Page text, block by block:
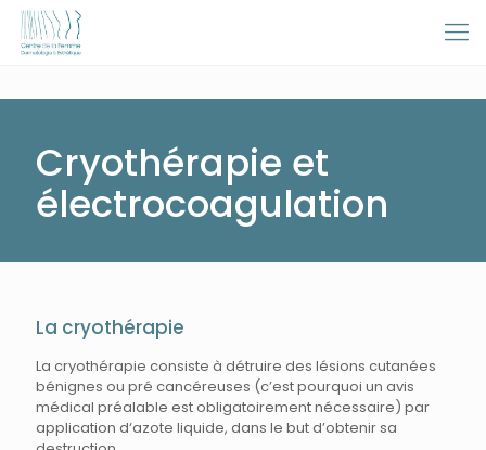
Cryothérapie et
électrocoagulation
La cryothérapie
La cryothérapie consiste à détruire des lésions cutanées
bénignes ou pré cancéreuses (c’est pourquoi un avis
médical préalable est obligatoirement nécessaire) par
application d‘azote liquide, dans le but d’obtenir sa